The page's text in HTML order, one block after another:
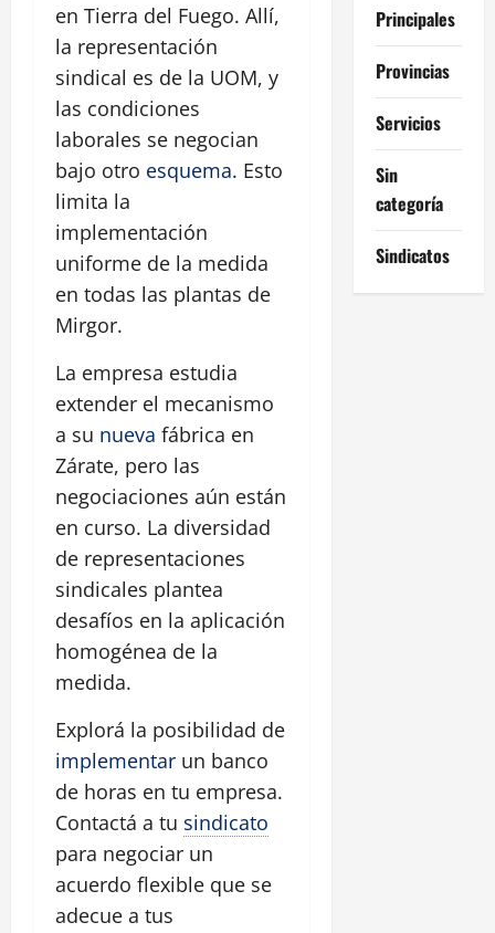
en Tierra del Fuego. Allí,
la representación
sindical es de la UOM, y
las condiciones
laborales se negocian
bajo otro esquema. Esto
limita la
implementación
uniforme de la medida
en todas las plantas de
Mirgor.
La empresa estudia
extender el mecanismo
a su nueva fábrica en
Zárate, pero las
negociaciones aún están
en curso. La diversidad
de representaciones
sindicales plantea
desafíos en la aplicación
homogénea de la
medida.
Explorá la posibilidad de
implementar un banco
de horas en tu empresa.
Contactá a tu sindicato
para negociar un
acuerdo flexible que se
adecue a tus
Principales
Provincias
Servicios
Sin
categoría
Sindicatos